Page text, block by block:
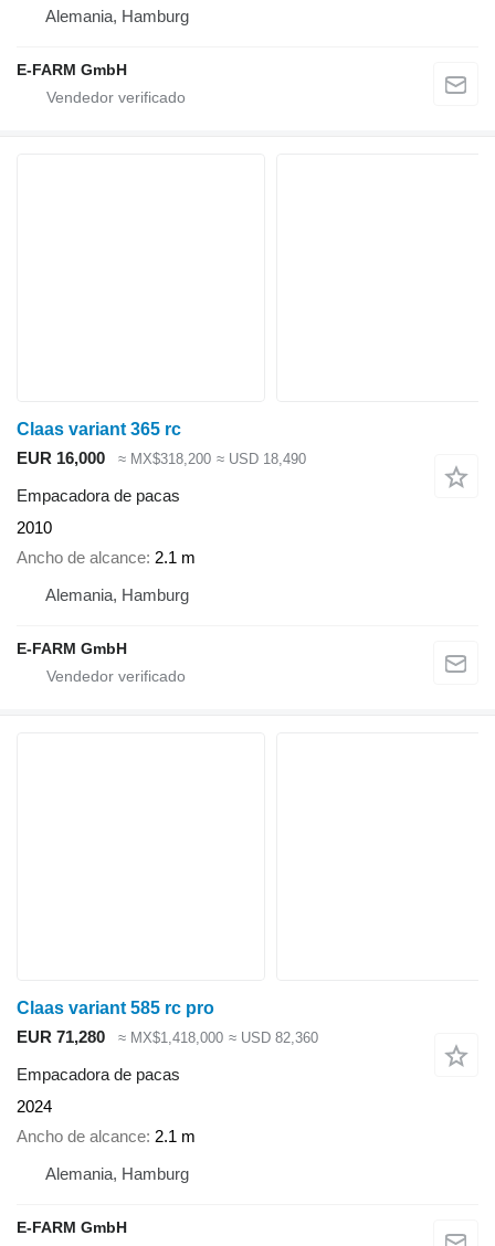
Alemania, Hamburg
E-FARM GmbH
Claas variant 365 rc
EUR 16,000
≈ MX$318,200 ≈ USD 18,490
Empacadora de pacas
2010
Ancho de alcance 2.1 m
Alemania, Hamburg
E-FARM GmbH
Claas variant 585 rc pro
EUR 71,280
≈ MX$1,418,000 ≈ USD 82,360
Empacadora de pacas
2024
Ancho de alcance 2.1 m
Alemania, Hamburg
E-FARM GmbH